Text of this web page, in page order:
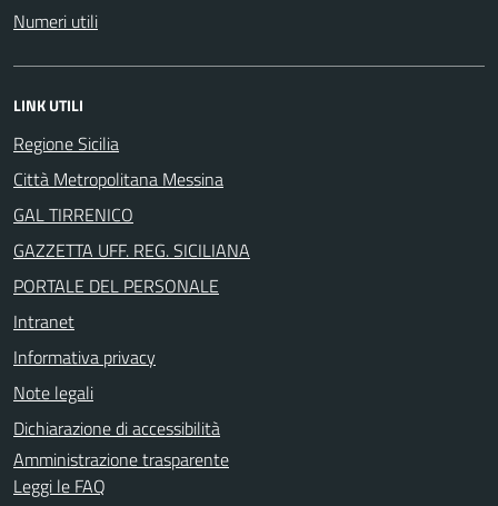
Numeri utili
LINK UTILI
Regione Sicilia
Città Metropolitana Messina
GAL TIRRENICO
GAZZETTA UFF. REG. SICILIANA
PORTALE DEL PERSONALE
Intranet
Informativa privacy
Note legali
Dichiarazione di accessibilità
Amministrazione trasparente
Leggi le FAQ